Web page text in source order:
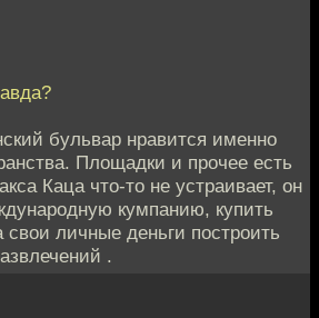
бульвар нравится именно
Площадки и прочее есть
Каца что-то не устраивает, он
кумпанию, купить
свои личные деньги построить
.